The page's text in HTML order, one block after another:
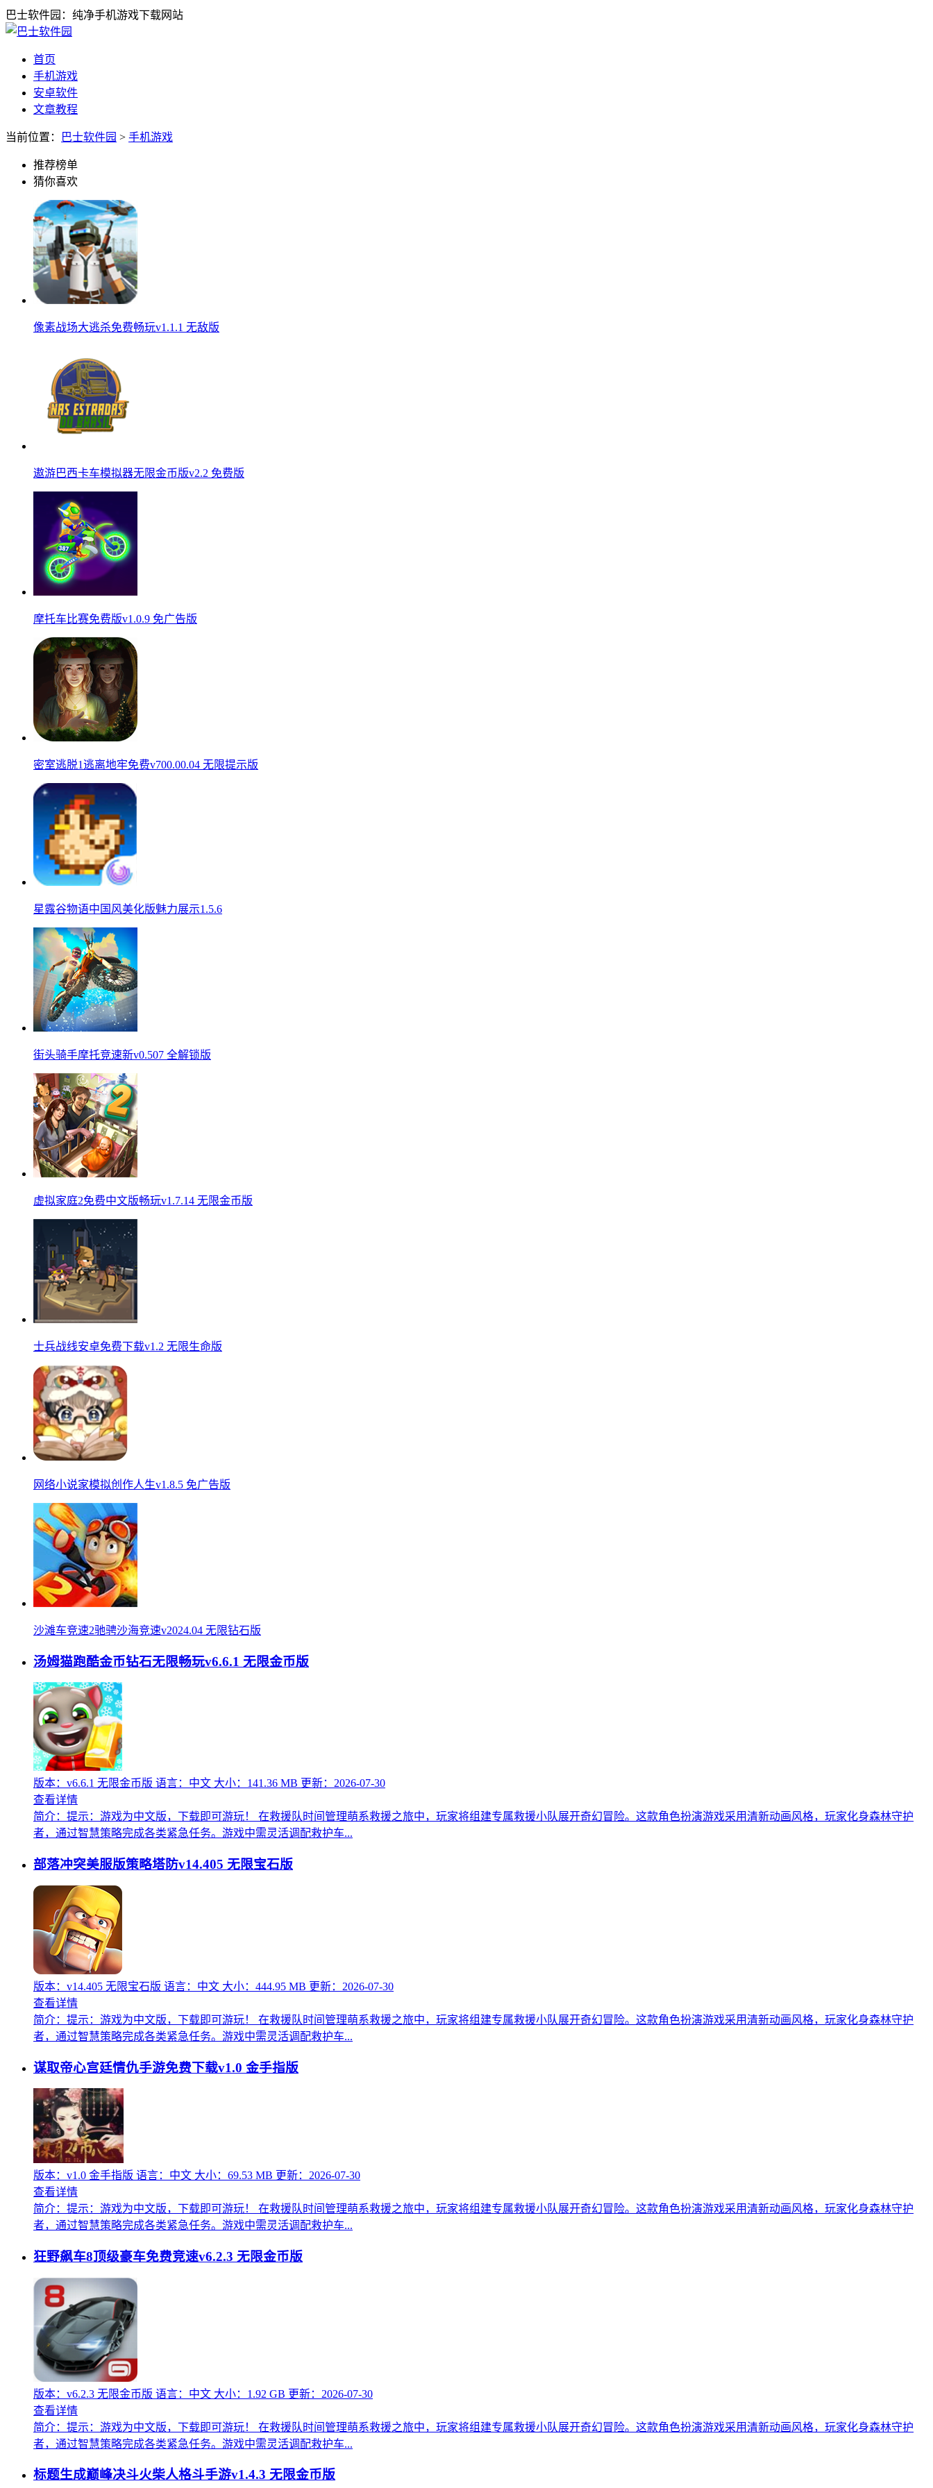
巴士软件园：纯净手机游戏下载网站
首页
手机游戏
安卓软件
文章教程
当前位置： 巴士软件园 > 手机游戏
推荐榜单
猜你喜欢
像素战场大逃杀免费畅玩v1.1.1 无敌版
遨游巴西卡车模拟器无限金币版v2.2 免费版
摩托车比赛免费版v1.0.9 免广告版
密室逃脱1逃离地牢免费v700.00.04 无限提示版
星露谷物语中国风美化版魅力展示1.5.6
街头骑手摩托竞速新v0.507 全解锁版
虚拟家庭2免费中文版畅玩v1.7.14 无限金币版
士兵战线安卓免费下载v1.2 无限生命版
网络小说家模拟创作人生v1.8.5 免广告版
沙滩车竞速2驰骋沙海竞速v2024.04 无限钻石版
汤姆猫跑酷金币钻石无限畅玩v6.6.1 无限金币版
版本：v6.6.1 无限金币版 语言：中文 大小：141.36 MB 更新：2026-07-30
查看详情
简介： 提示：游戏为中文版，下载即可游玩！ 在救援队时间管理萌系救援之旅中，玩家将组建专属救援小队展开奇幻冒险。这款角色扮演游戏采用清新动画风格，玩家化身森林守护
者，通过智慧策略完成各类紧急任务。游戏中需灵活调配救护车...
部落冲突美服版策略塔防v14.405 无限宝石版
版本：v14.405 无限宝石版 语言：中文 大小：444.95 MB 更新：2026-07-30
查看详情
简介： 提示：游戏为中文版，下载即可游玩！ 在救援队时间管理萌系救援之旅中，玩家将组建专属救援小队展开奇幻冒险。这款角色扮演游戏采用清新动画风格，玩家化身森林守护
者，通过智慧策略完成各类紧急任务。游戏中需灵活调配救护车...
谋取帝心宫廷情仇手游免费下载v1.0 金手指版
版本：v1.0 金手指版 语言：中文 大小：69.53 MB 更新：2026-07-30
查看详情
简介： 提示：游戏为中文版，下载即可游玩！ 在救援队时间管理萌系救援之旅中，玩家将组建专属救援小队展开奇幻冒险。这款角色扮演游戏采用清新动画风格，玩家化身森林守护
者，通过智慧策略完成各类紧急任务。游戏中需灵活调配救护车...
狂野飙车8顶级豪车免费竞速v6.2.3 无限金币版
版本：v6.2.3 无限金币版 语言：中文 大小：1.92 GB 更新：2026-07-30
查看详情
简介： 提示：游戏为中文版，下载即可游玩！ 在救援队时间管理萌系救援之旅中，玩家将组建专属救援小队展开奇幻冒险。这款角色扮演游戏采用清新动画风格，玩家化身森林守护
者，通过智慧策略完成各类紧急任务。游戏中需灵活调配救护车...
标题生成巅峰决斗火柴人格斗手游v1.4.3 无限金币版